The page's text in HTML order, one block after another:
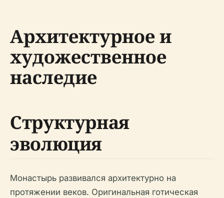
Архитектурное и
художественное
наследие
Структурная
эволюция
Монастырь развивался архитектурно на
протяжении веков. Оригинальная готическая